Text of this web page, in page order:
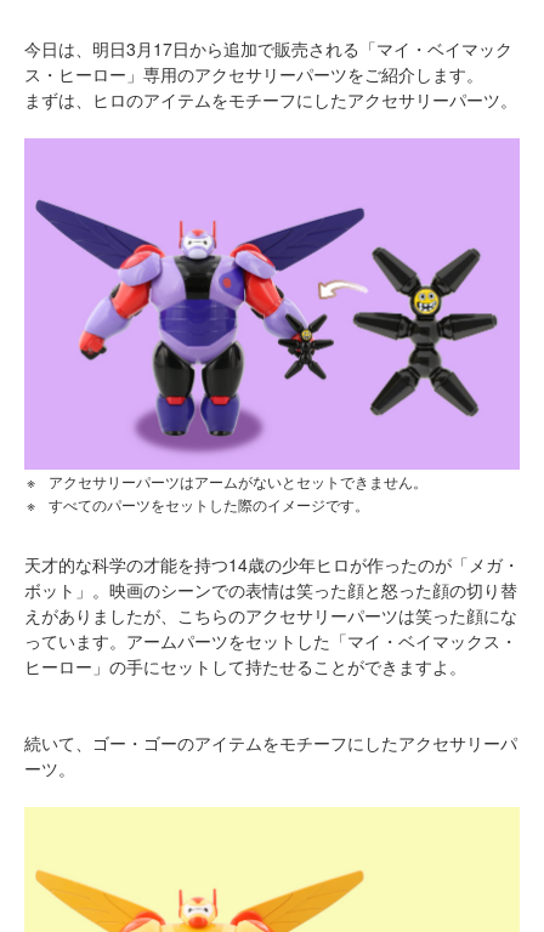
今日は、明日3月17日から追加で販売される「マイ・ベイマック
ス・ヒーロー」専用のアクセサリーパーツをご紹介します。
まずは、ヒロのアイテムをモチーフにしたアクセサリーパーツ。
アクセサリーパーツはアームがないとセットできません。
すべてのパーツをセットした際のイメージです。
天才的な科学の才能を持つ14歳の少年ヒロが作ったのが「メガ・
ボット」。映画のシーンでの表情は笑った顔と怒った顔の切り替
えがありましたが、こちらのアクセサリーパーツは笑った顔にな
っています。アームパーツをセットした「マイ・ベイマックス・
ヒーロー」の手にセットして持たせることができますよ。
続いて、ゴー・ゴーのアイテムをモチーフにしたアクセサリーパ
ーツ。